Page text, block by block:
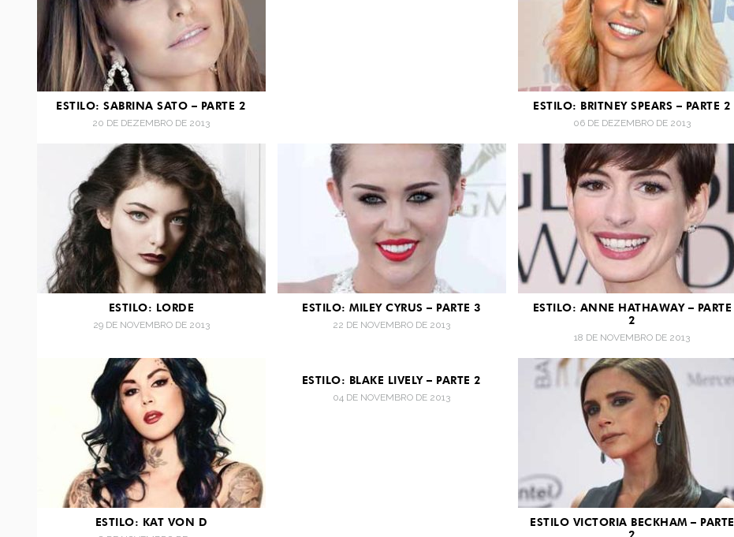
ESTILO: SABRINA SATO – PARTE 2
20 DE DEZEMBRO DE 2013
ESTILO: BRITNEY SPEARS – PARTE 2
06 DE DEZEMBRO DE 2013
ESTILO: LORDE
29 DE NOVEMBRO DE 2013
ESTILO: MILEY CYRUS – PARTE 3
22 DE NOVEMBRO DE 2013
ESTILO: ANNE HATHAWAY – PARTE
2
18 DE NOVEMBRO DE 2013
ESTILO: KAT VON D
ESTILO: BLAKE LIVELY – PARTE 2
04 DE NOVEMBRO DE 2013
ESTILO VICTORIA BECKHAM – PARTE